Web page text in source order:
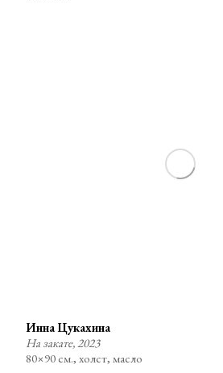
Инна Цукахина
На закате, 2023
80×90 см., холст, масло